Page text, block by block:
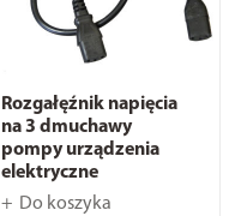
Rozgałęźnik napięcia
na 3 dmuchawy
pompy urządzenia
elektryczne
Do koszyka